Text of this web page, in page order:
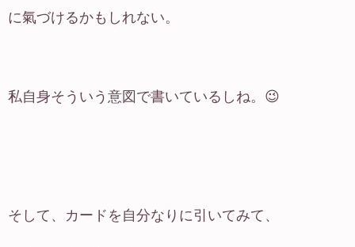
に氣づけるかもしれない。
私自身そういう意図で書いているしね。😉
そして、カードを自分なりに引いてみて、